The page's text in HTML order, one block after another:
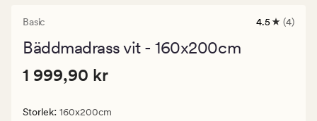
Basic
4
4.5 (4)
Bäddmadrass vit - 160x200cm
Pris
Pris 1 999,90 kr
1 999,90 kr
Storlek: 160x200cm